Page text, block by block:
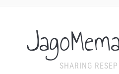
SHARING